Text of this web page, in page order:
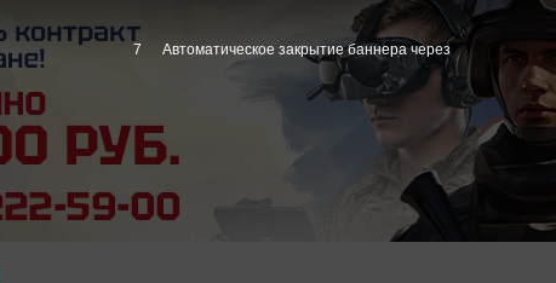
6 Автоматическое закрытие баннера через